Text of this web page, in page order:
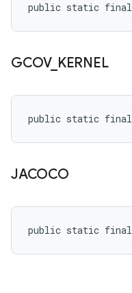
public static final
GCOV_ KERNEL
public static final
JACOCO
public static final